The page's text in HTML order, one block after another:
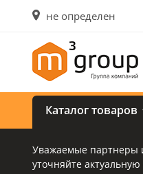
не определен
Каталог товаров
Уважаемые партнеры
уточняйте